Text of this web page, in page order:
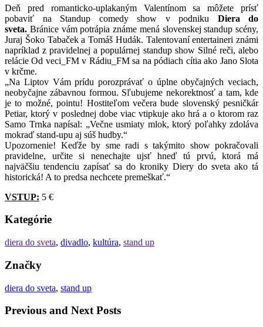
Deň pred romanticko-uplakaným Valentínom sa môžete prísť
pobaviť na Standup comedy show v podniku Diera do
sveta. Bránice vám potrápia známe mená slovenskej standup scény,
Juraj Šoko Tabaček a Tomáš Hudák. Talentovaní entertaineri známi
napríklad z pravidelnej a populárnej standup show Silné reči, alebo
relácie Od veci_FM v Rádiu_FM sa na pódiach cítia ako Jano Slota
v krčme.
„Na Liptov Vám prídu porozprávať o úplne obyčajných veciach,
neobyčajne zábavnou formou. Sľubujeme nekorektnosť a tam, kde
je to možné, pointu! Hostiteľom večera bude slovenský pesničkár
Petiar, ktorý v poslednej dobe viac vtipkuje ako hrá a o ktorom raz
Samo Trnka napísal: „Večne usmiaty mlok, ktorý poľahky zdoláva
mokraď stand-upu aj súš hudby.“
Upozornenie! Keďže by sme radi s takýmito show pokračovali
pravidelne, určite si nenechajte ujsť hneď tú prvú, ktorá má
najväčšiu tendenciu zapísať sa do kroniky Diery do sveta ako tá
historická! A to predsa nechcete premeškať.“
VSTUP: 5 €
Kategórie
diera do sveta, divadlo, kultúra, stand up
Značky
diera do sveta, stand up
Previous and Next Posts